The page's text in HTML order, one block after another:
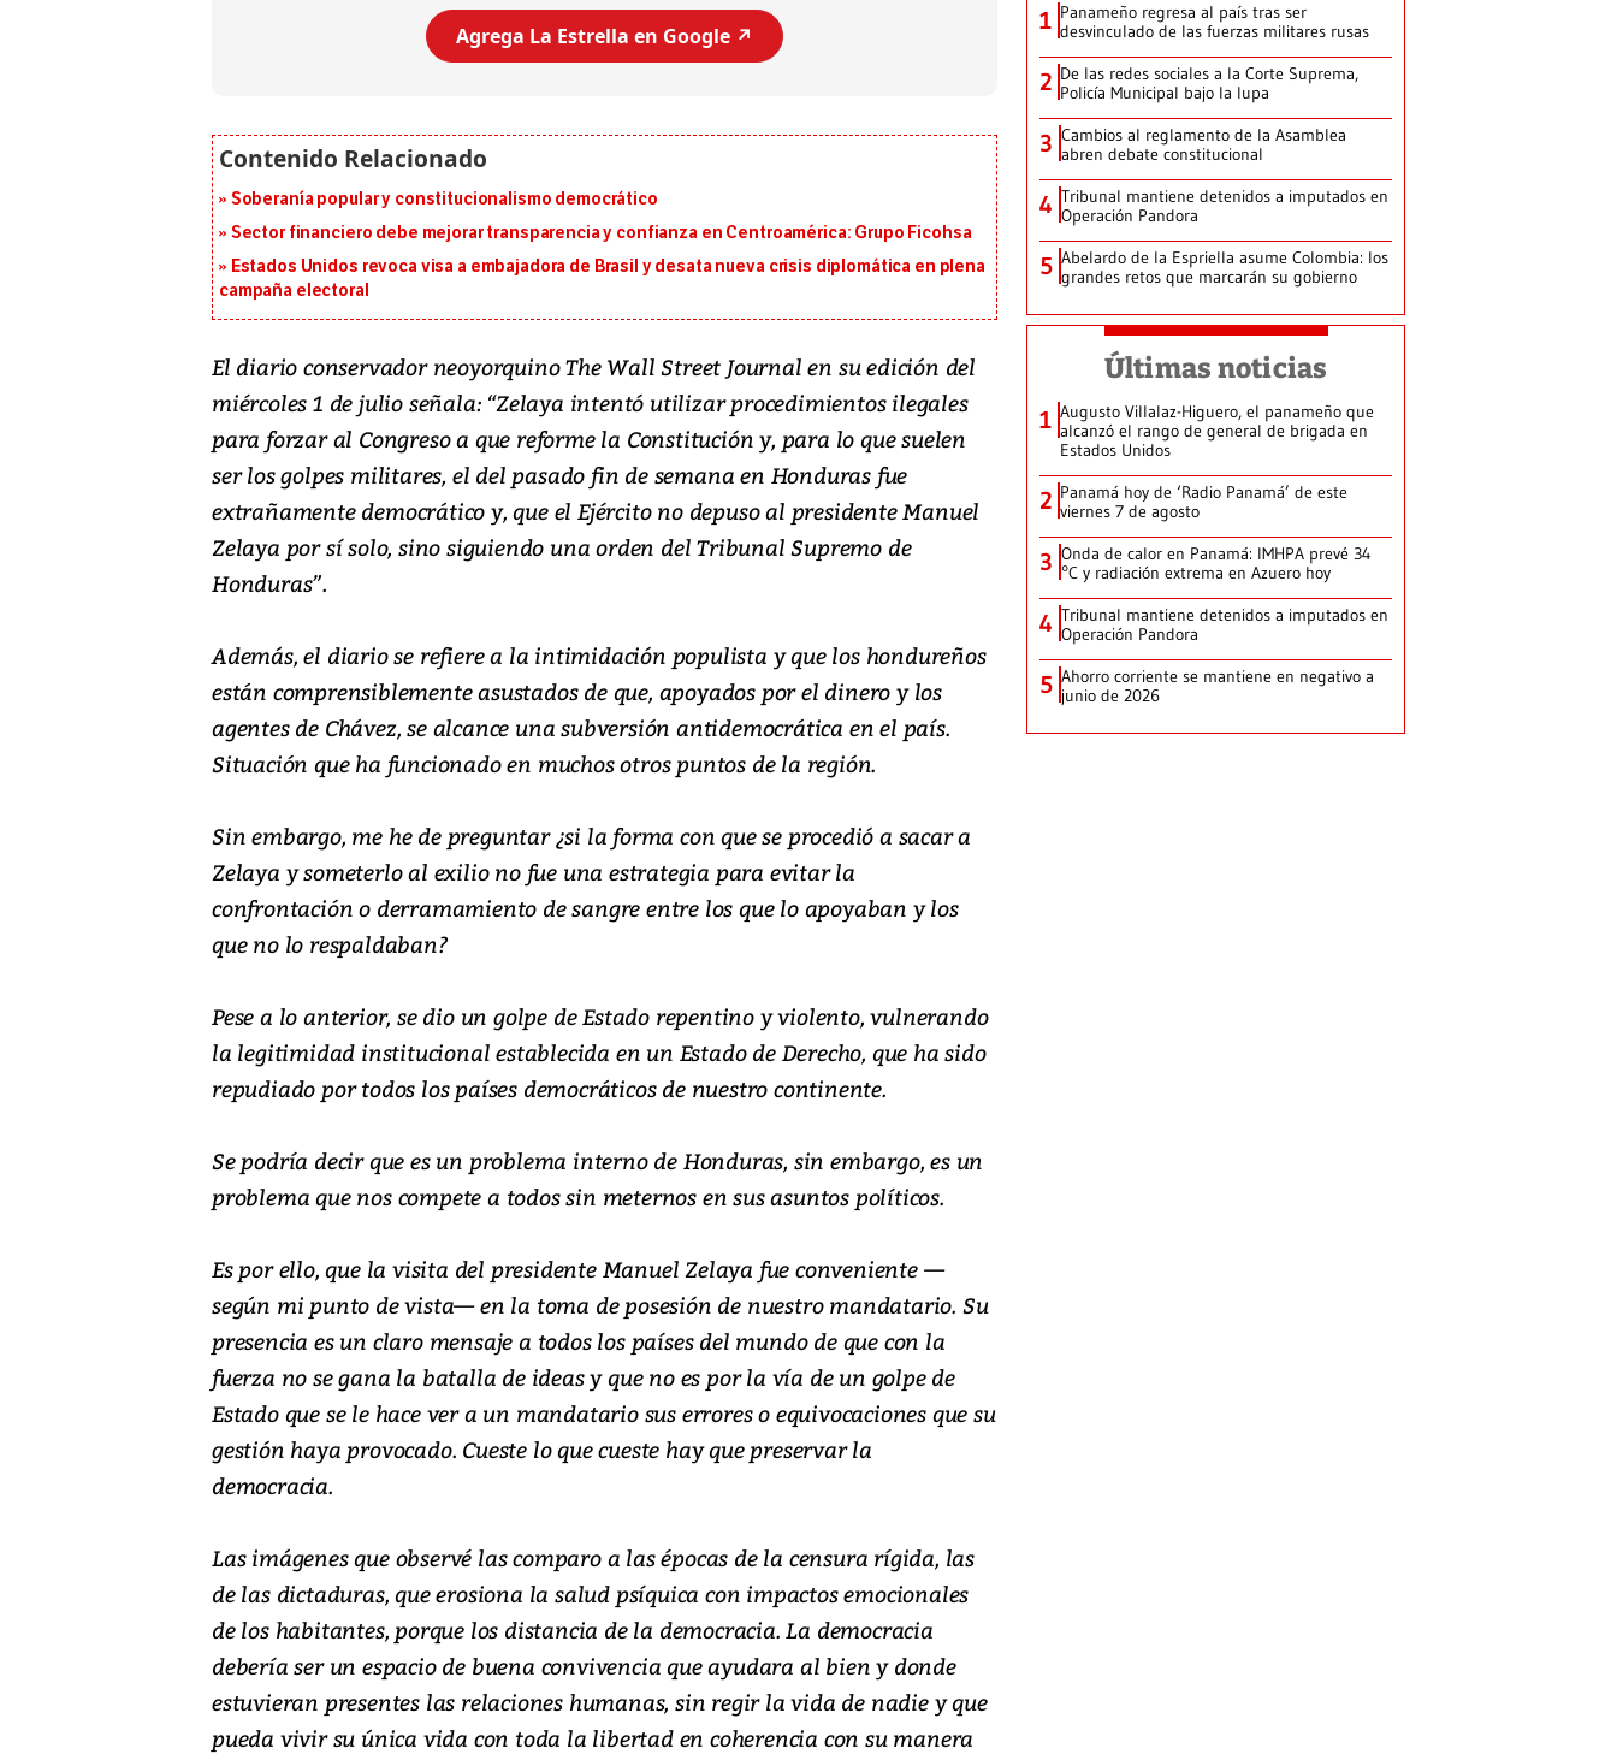
Agrega La Estrella en Google ↗️
Soberanía popular y constitucionalismo democrático
Sector financiero debe mejorar transparencia y confianza en Centroamérica: Grupo Ficohsa
Estados Unidos revoca visa a embajadora de Brasil y desata nueva crisis diplomática en plena
campaña electoral
El diario conservador neoyorquino The Wall Street Journal en su edición del
miércoles 1 de julio señala: “Zelaya intentó utilizar procedimientos ilegales
para forzar al Congreso a que reforme la Constitución y, para lo que suelen
ser los golpes militares, el del pasado fin de semana en Honduras fue
extrañamente democrático y, que el Ejército no depuso al presidente Manuel
Zelaya por sí solo, sino siguiendo una orden del Tribunal Supremo de
Honduras”.
Además, el diario se refiere a la intimidación populista y que los hondureños
están comprensiblemente asustados de que, apoyados por el dinero y los
agentes de Chávez, se alcance una subversión antidemocrática en el país.
Situación que ha funcionado en muchos otros puntos de la región.
Sin embargo, me he de preguntar ¿si la forma con que se procedió a sacar a
Zelaya y someterlo al exilio no fue una estrategia para evitar la
confrontación o derramamiento de sangre entre los que lo apoyaban y los
que no lo respaldaban?
Pese a lo anterior, se dio un golpe de Estado repentino y violento, vulnerando
la legitimidad institucional establecida en un Estado de Derecho, que ha sido
repudiado por todos los países democráticos de nuestro continente.
Se podría decir que es un problema interno de Honduras, sin embargo, es un
problema que nos compete a todos sin meternos en sus asuntos políticos.
Es por ello, que la visita del presidente Manuel Zelaya fue conveniente —
según mi punto de vista— en la toma de posesión de nuestro mandatario. Su
presencia es un claro mensaje a todos los países del mundo de que con la
fuerza no se gana la batalla de ideas y que no es por la vía de un golpe de
Estado que se le hace ver a un mandatario sus errores o equivocaciones que su
gestión haya provocado. Cueste lo que cueste hay que preservar la
democracia.
Las imágenes que observé las comparo a las épocas de la censura rígida, las
de las dictaduras, que erosiona la salud psíquica con impactos emocionales
de los habitantes, porque los distancia de la democracia. La democracia
debería ser un espacio de buena convivencia que ayudara al bien y donde
estuvieran presentes las relaciones humanas, sin regir la vida de nadie y que
pueda vivir su única vida con toda la libertad en coherencia con su manera
1 Panameño regresa al país tras ser
desvinculado de las fuerzas militares rusas
2 De las redes sociales a la Corte Suprema,
Policía Municipal bajo la lupa
3 Cambios al reglamento de la Asamblea
abren debate constitucional
4 Tribunal mantiene detenidos a imputados en
Operación Pandora
5 Abelardo de la Espriella asume Colombia: los
grandes retos que marcarán su gobierno
Últimas noticias
1 Augusto Villalaz-Higuero, el panameño que
alcanzó el rango de general de brigada en
Estados Unidos
2 Panamá hoy de ‘Radio Panamá’ de este
viernes 7 de agosto
3 Onda de calor en Panamá: IMHPA prevé 34
°C y radiación extrema en Azuero hoy
4 Tribunal mantiene detenidos a imputados en
Operación Pandora
5 Ahorro corriente se mantiene en negativo a
junio de 2026